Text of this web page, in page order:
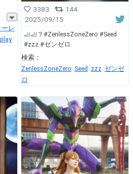
ーレ
3383
144
2025/09/15
🦶🦶？#ZenlessZoneZero #Seed
#zzz #ゼンゼロ
検索：
ZenlessZoneZero Seed zzz ゼンゼ
ロ